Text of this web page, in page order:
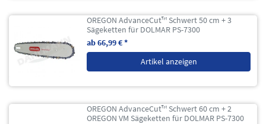
OREGON AdvanceCut™ Schwert 50 cm + 3
Sägeketten für DOLMAR PS-7300
ab 66,99 € *
Artikel anzeigen
OREGON AdvanceCut™ Schwert 60 cm + 2
OREGON VM Sägeketten für DOLMAR PS-7300